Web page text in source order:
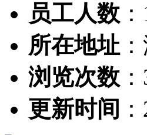
员工人数 ：
所在地址 ：
浏览次数 ：
更新时间 ：